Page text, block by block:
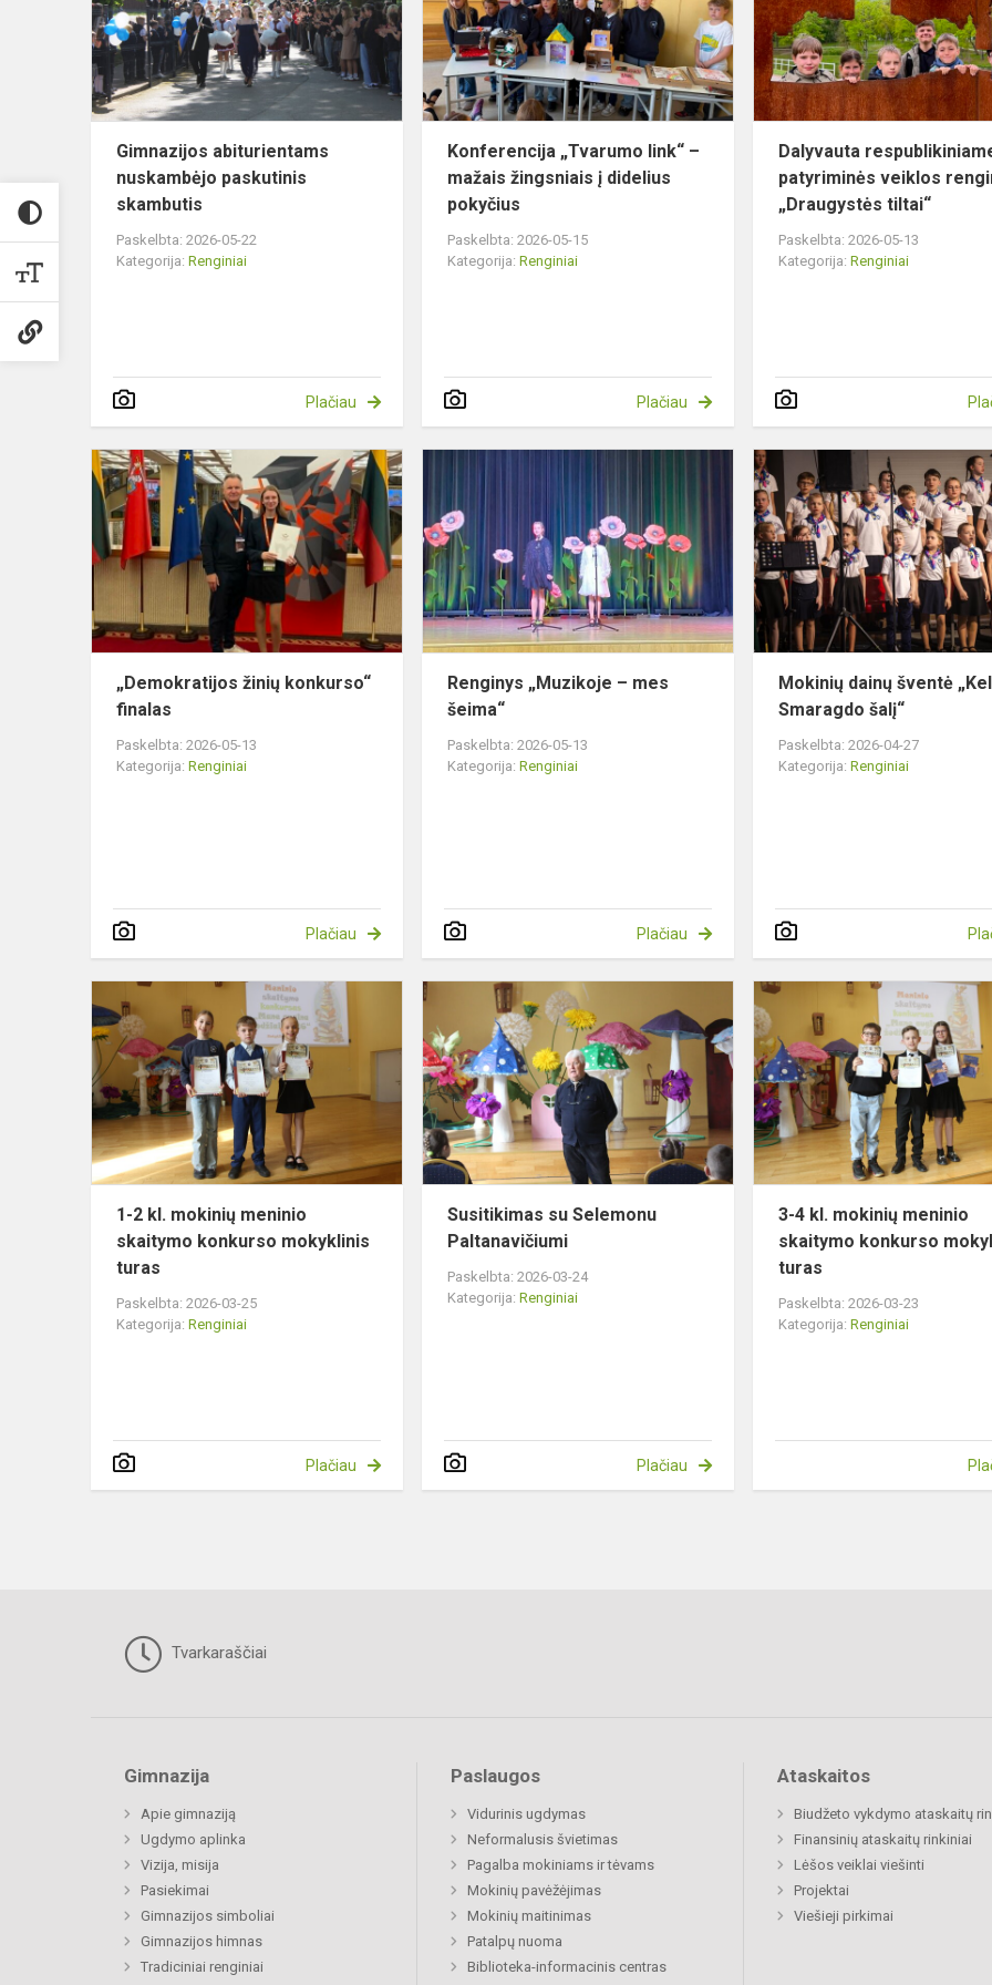
paskutinis
skambutis
Gimnazijos abiturientams
nuskambėjo paskutinis
skambutis
Paskelbta: 2026-05-22
Kategorija: Renginiai
Plačiau
–
mažais
žingsniais
į
didelius...
Konferencija „Tvarumo link“ –
mažais žingsniais į didelius
pokyčius
Paskelbta: 2026-05-15
Kategorija:Renginiai
Plačiau
Dalyvauta
patyriminės veiklos
„Draugystės tiltai“
Paskelbta: 2026-05-13
Kategorija:Renginiai
„Demokratijos
žinių
konkurso“
finalas
„Demokratijos žinių konkurso“
finalas
Paskelbta: 2026-05-13
Kategorija: Renginiai
Plačiau
Renginys
„Muzikoje
mes
šeima“
Renginys „Muzikoje – mes
šeima“
Paskelbta: 2026-05-13
Kategorija:Renginiai
Plačiau
Mokinių dainų šventė
Smaragdo šalį“
Paskelbta: 2026-04-27
Kategorija:Renginiai
kl.
mokinių
meninio
skaitymo
konkurso
mokyklinis
1-2 kl. mokinių meninio
skaitymo konkurso mokyklinis
turas
Paskelbta: 2026-03-25
Kategorija: Renginiai
Plačiau
Susitikimas
su
Selemonu
Paltanavičiumi
Susitikimas su Selemonu
Paltanavičiumi
Paskelbta: 2026-03-24
Kategorija:Renginiai
Plačiau
3-4 kl. mokinių meninio
skaitymo konkurso
turas
Paskelbta: 2026-03-23
Kategorija:Renginiai
Tvarkaraščiai
Gimnazija
Apie gimnaziją
Ugdymo aplinka
Vizija, misija
Pasiekimai
Gimnazijos simboliai
Gimnazijos himnas
Tradiciniai renginiai
Paslaugos
Vidurinis ugdymas
Neformalusis švietimas
Pagalba mokiniams ir tėvams
Mokinių pavėžėjimas
Mokinių maitinimas
Patalpų nuoma
Biblioteka-informacinis centras
Ataskaitos
Biudžeto vykdymo ataskaitų
Finansinių ataskaitų rinkiniai
Lėšos veiklai viešinti
Projektai
Viešieji pirkimai